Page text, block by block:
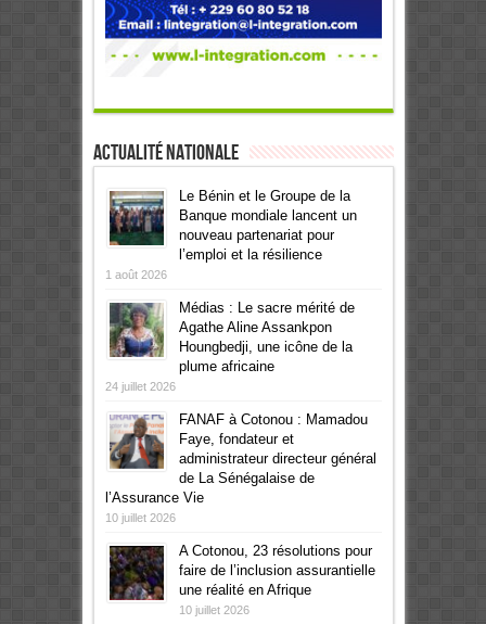
Actualité Nationale
Le Bénin et le Groupe de la
Banque mondiale lancent un
nouveau partenariat pour
l’emploi et la résilience
1 août 2026
Médias : Le sacre mérité de
Agathe Aline Assankpon
Houngbedji, une icône de la
plume africaine
24 juillet 2026
FANAF à Cotonou : Mamadou
Faye, fondateur et
administrateur directeur général
de La Sénégalaise de
l’Assurance Vie
10 juillet 2026
A Cotonou, 23 résolutions pour
faire de l’inclusion assurantielle
une réalité en Afrique
10 juillet 2026